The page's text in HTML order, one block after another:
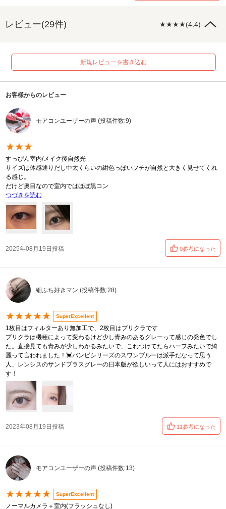
レビュー(29件) ★★★★(4.4)
新規レビューを書き込む
お客様からのレビュー
モアコンユーザーの声 (投稿件数:9)
★★★
すっぴん室内/メイク後自然光
サイズは体感通りだし中太くらいの紺色っぽいフチが自然と大きく見せてくれ
る感じ。
だけど奥目なので室内ではほぼ黒コン
つづきを読む
2025年08月19日投稿 0参考になった
細ふち好きマン (投稿件数:28)
★★★★★ SuperExcellent
1枚目はフィルターあり無加工で、2枚目はプリクラです
プリクラは機種によって変わるけど少し青みのあるグレーって感じの発色でし
た。直接見ても青みが少しわかるみたいで、これつけてたらハーフみたいで綺
麗って言われました！💓バンビシリーズのスワンブルーは派手だなって思う
人、レンシスのサンドプラスグレーの日本版が欲しいって人にはおすすめで
す！
2023年08月19日投稿 11参考になった
モアコンユーザーの声 (投稿件数:13)
★★★★★ SuperExcellent
ノーマルカメラ＋室内(フラッシュなし)